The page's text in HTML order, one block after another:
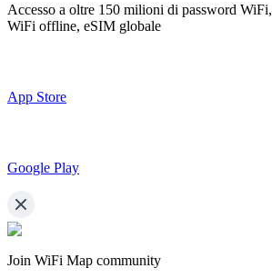
Accesso a oltre 150 milioni di password WiFi,
WiFi offline, eSIM globale
App Store
Google Play
Join WiFi Map community